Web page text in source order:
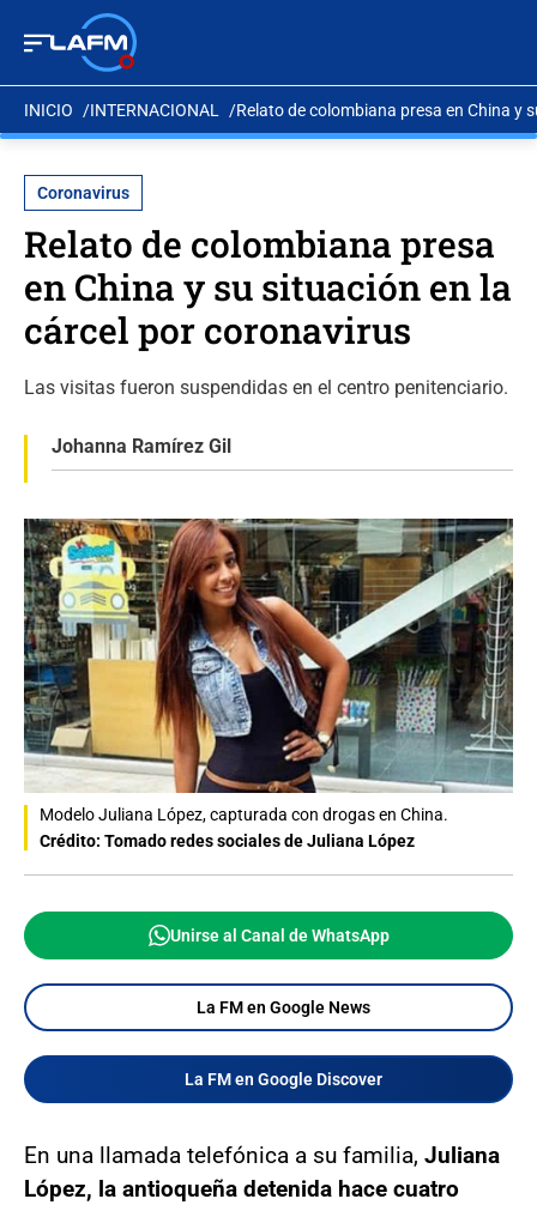
INICIO INTERNACIONAL Relato de colombiana presa en China y
Coronavirus
Relato de colombiana presa
en China y su situación en la
cárcel por coronavirus
Las visitas fueron suspendidas en el centro penitenciario.
Johanna Ramírez Gil
Modelo Juliana López, capturada con drogas en China.
Crédito: Tomado redes sociales de Juliana López
Unirse al Canal de WhatsApp
La FM en Google News
La FM en Google Discover
En una llamada telefónica a su familia, Juliana
López, la antioqueña detenida hace cuatro